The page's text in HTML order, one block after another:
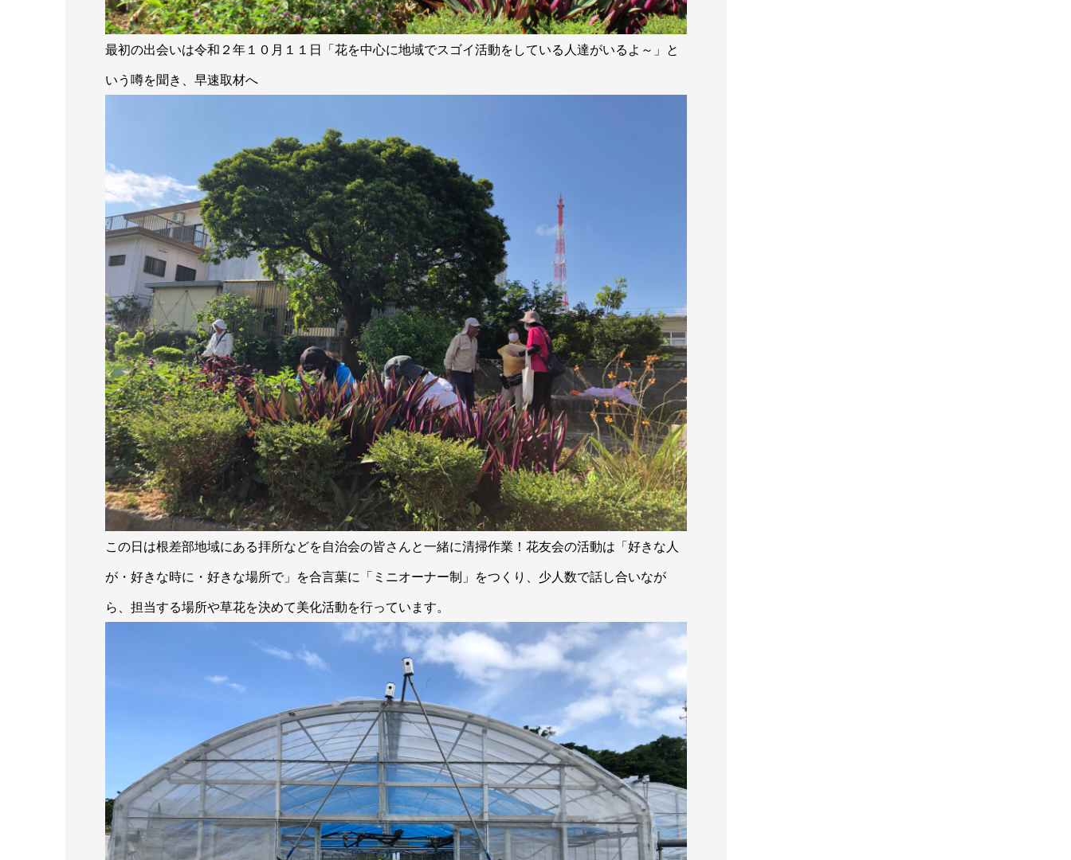
最初の出会いは令和２年１０月１１日「花を中心に地域でスゴイ活動をしている人達がいるよ～」と
いう噂を聞き、早速取材へ
この日は根差部地域にある拝所などを自治会の皆さんと一緒に清掃作業！花友会の活動は「好きな人
が・好きな時に・好きな場所で」を合言葉に「ミニオーナー制」をつくり、少人数で話し合いなが
ら、担当する場所や草花を決めて美化活動を行っています。